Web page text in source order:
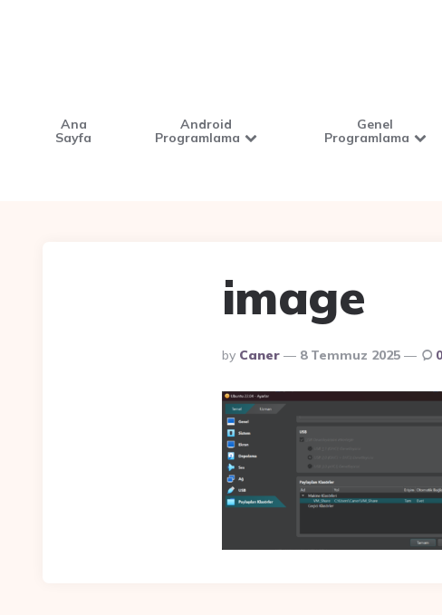
Ana
Sayfa
Android
Programlama
Genel
Programlama
image
Posted
By
By Caner 8 Temmuz 2025 0